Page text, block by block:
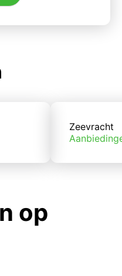
Zeevracht
op